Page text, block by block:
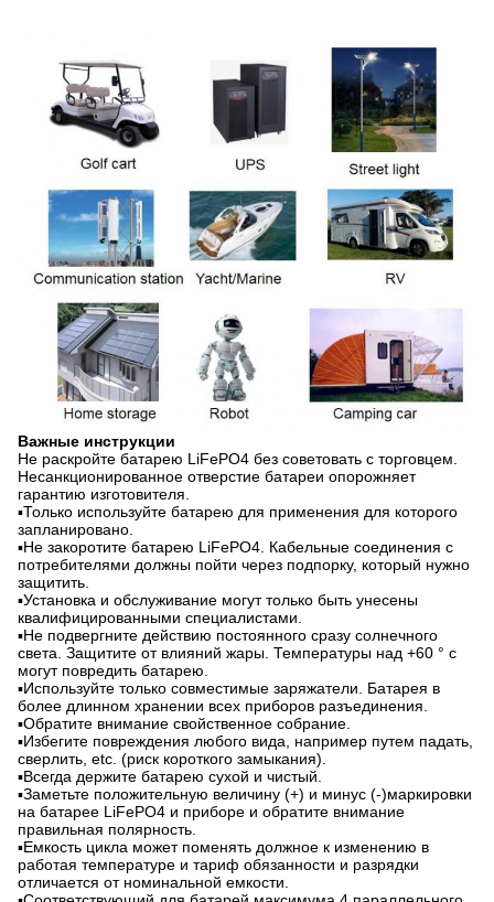
Важные инструкции
Не раскройте батарею LiFePO4 без советовать с торговцем.
Несанкционированное отверстие батареи опорожняет
гарантию изготовителя.
▪Только используйте батарею для применения для которого
запланировано.
▪Не закоротите батарею LiFePO4. Кабельные соединения с
потребителями должны пойти через подпорку, который нужно
защитить.
▪Установка и обслуживание могут только быть унесены
квалифицированными специалистами.
▪Не подвергните действию постоянного сразу солнечного
света. Защитите от влияний жары. Температуры над +60 ° c
могут повредить батарею.
▪Используйте только совместимые заряжатели. Батарея в
более длинном хранении всех приборов разъединения.
▪Обратите внимание свойственное собрание.
▪Избегите повреждения любого вида, например путем падать,
сверлить, etc. (риск короткого замыкания).
▪Всегда держите батарею сухой и чистый.
▪Заметьте положительную величину (+) и минус (-)маркировки
на батарее LiFePO4 и приборе и обратите внимание
правильная полярность.
▪Емкость цикла может поменять должное к изменению в
работая температуре и тариф обязанности и разрядки
отличается от номинальной емкости.